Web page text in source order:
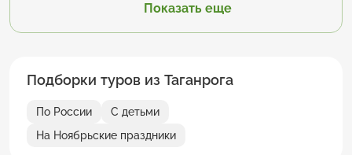
Показать еще
Подборки туров из Таганрога
По России
С детьми
На Ноябрьские праздники